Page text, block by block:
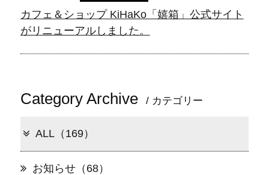
カフェ＆ショップ KiHaKo「嬉箱」公式サイト
がリニューアルしました。
Category Archive / カテゴリー
ALL（169）
お知らせ（68）